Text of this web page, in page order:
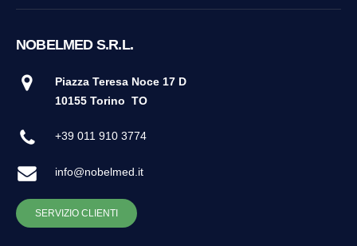
NOBELMED S.R.L.
Piazza Teresa Noce 17 D
10155 Torino TO
+39 011 910 3774
info@nobelmed.it
SERVIZIO CLIENTI